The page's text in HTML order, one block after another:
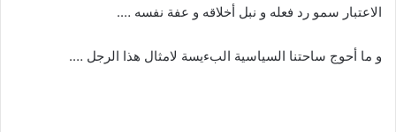
الاعتبار سمو رد فعله و نبل أخلاقه و عفة نفسه ….
و ما أحوج ساحتنا السياسية البءيسة لامثال هذا الرجل ….